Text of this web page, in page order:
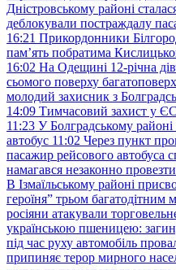
Дністровському районі
деблокували постраждалу
16:21 Прикордонники
пам’ять побратима
16:02 На Одещині 12-річна
сьомого поверху
молодий захисник з
14:09 Тимчасовий захист у
11:23 У Болградському
автобус 11:02 Через пункт
пасажир рейсового автобуса
намагався незаконно
В Ізмаїльському районі
героїня” трьом багатодітним
росіяни атакували
українською пшеницею:
під час руху автомобіль
припиняє терор мирного